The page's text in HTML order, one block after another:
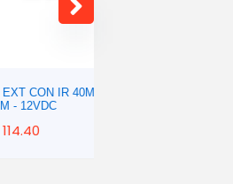
IR 40M